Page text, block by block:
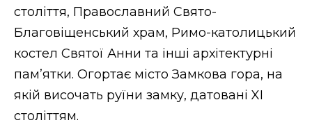
століття, Православний Свято-
Благовіщенський храм, Римо-католицький
костел Святої Анни та інші архітектурні
пам’ятки. Огортає місто Замкова гора, на
якій височать руїни замку, датовані XI
століттям.